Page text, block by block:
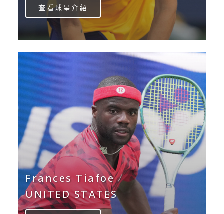
查看球星介紹
Frances Tiafoe
UNITED STATES